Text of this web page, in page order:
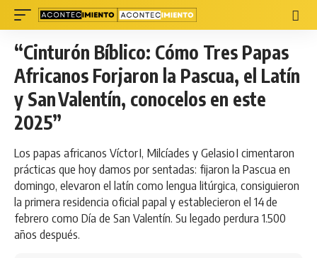
“Cinturón Bíblico: Cómo Tres Papas
Africanos Forjaron la Pascua, el Latín
y San Valentín, conocelos en este
2025”
Los papas africanos Víctor I, Milcíades y Gelasio I cimentaron
prácticas que hoy damos por sentadas: fijaron la Pascua en
domingo, elevaron el latín como lengua litúrgica, consiguieron
la primera residencia oficial papal y establecieron el 14 de
febrero como Día de San Valentín. Su legado perdura 1.500
años después.